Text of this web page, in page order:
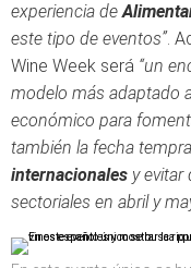
experiencia de
este tipo de eventos”.
Wine Week será “un
modelo más adaptado
económico para
también la fecha
internacionales y
sectoriales en abril y